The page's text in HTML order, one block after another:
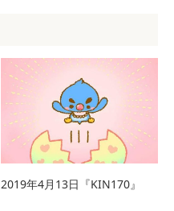
2019年4月13日『KIN170』